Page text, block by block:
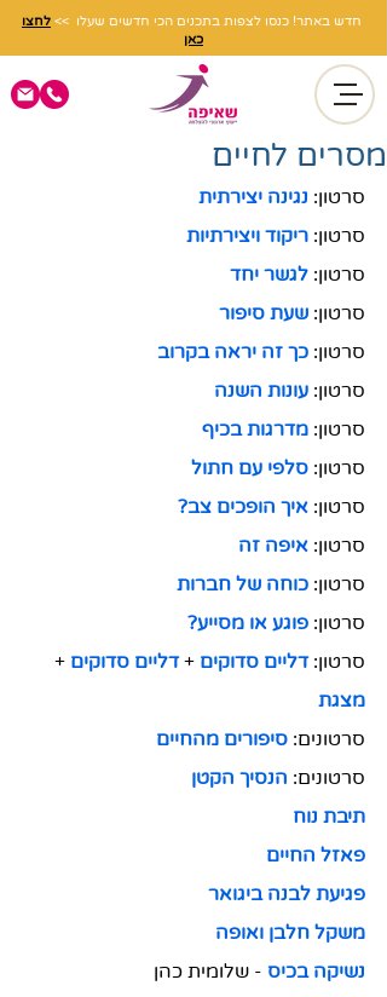
חדש באתר! כנסו לצפות בתכנים הכי חדשים שעלו >> לחצו
כאן
מסרים לחיים
סרטון: נגינה יצירתית
סרטון: ריקוד ויצירתיות
סרטון: לגשר יחד
סרטון: שעת סיפור
סרטון: כך זה יראה בקרוב
סרטון: עונות השנה
סרטון: מדרגות בכיף
סרטון: סלפי עם חתול
סרטון: איך הופכים צב?
סרטון: איפה זה
סרטון: כוחה של חברות
סרטון: פוגע או מסייע?
סרטון: דליים סדוקים + דליים סדוקים +
מצגת
סרטונים: סיפורים מהחיים
סרטונים: הנסיך הקטן
תיבת נוח
פאזל החיים
פגיעת לבנה ביגואר
משקל חלבן ואופה
נשיקה בכיס - שלומית כהן